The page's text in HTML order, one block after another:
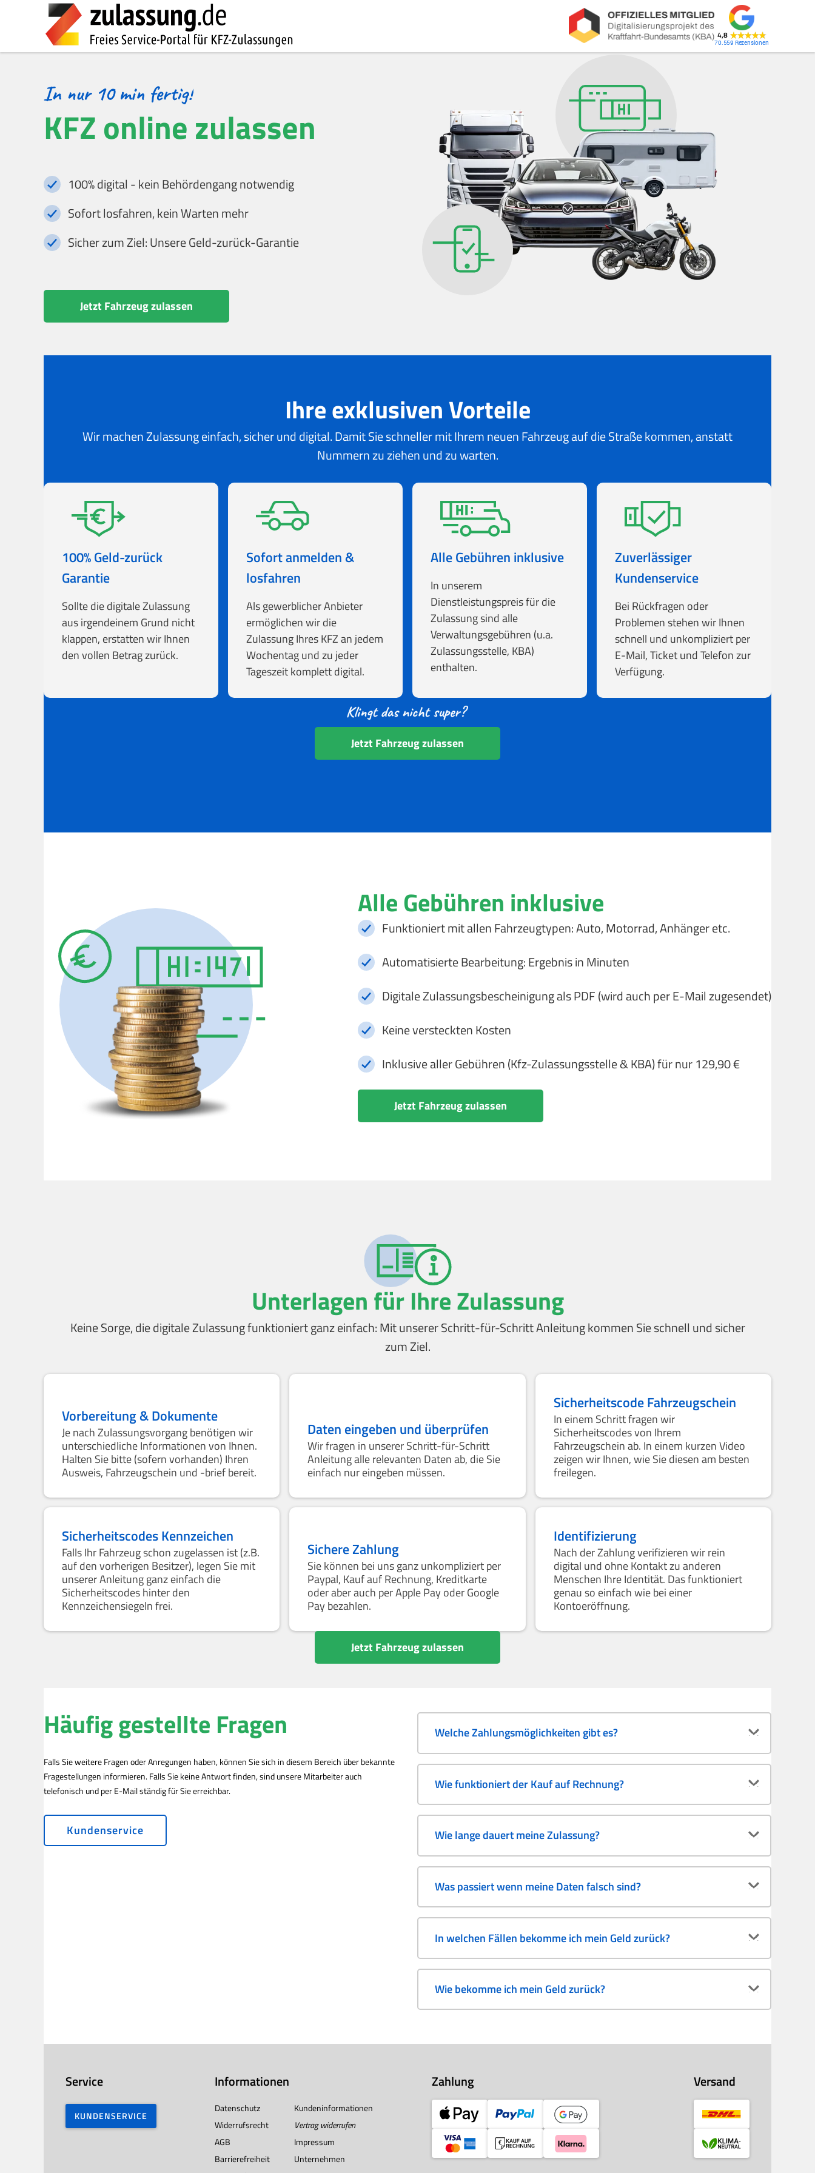
4,8
70.559
KFZ online zulassen
100% digital - kein Behördengang notwendig
Sofort losfahren, kein Warten mehr
Sicher zum Ziel: Unsere Geld-zurück-Garantie
Jetzt Fahrzeug zulassen
Ihre exklusiven Vorteile
Wir machen Zulassung einfach, sicher und digital. Damit Sie schneller mit Ihrem neuen Fahrzeug auf die Straße kommen, anstatt
Nummern zu ziehen und zu warten.
100% Geld-zurück
Garantie
Sollte die digitale Zulassung
aus irgendeinem Grund nicht
klappen, erstatten wir Ihnen
den vollen Betrag zurück.
Sofort anmelden &
losfahren
Als gewerblicher Anbieter
ermöglichen wir die
Zulassung Ihres KFZ an jedem
Wochentag und zu jeder
Tageszeit komplett digital.
Alle Gebühren inklusive
In unserem
Dienstleistungspreis für die
Zulassung sind alle
Verwaltungsgebühren (u.a.
Zulassungsstelle, KBA)
enthalten.
Zuverlässiger
Kundenservice
Bei Rückfragen oder
Problemen stehen wir Ihnen
schnell und unkompliziert per
E-Mail, Ticket und Telefon zur
Verfügung.
Jetzt Fahrzeug zulassen
Alle Gebühren inklusive
Funktioniert mit allen Fahrzeugtypen: Auto, Motorrad, Anhänger etc.
Automatisierte Bearbeitung: Ergebnis in Minuten
Digitale Zulassungsbescheinigung als PDF (wird auch per E-Mail zugesendet)
Keine versteckten Kosten
Inklusive aller Gebühren (Kfz-Zulassungsstelle & KBA) für nur 129,90 €
Jetzt Fahrzeug zulassen
Unterlagen für Ihre Zulassung
Keine Sorge, die digitale Zulassung funktioniert ganz einfach: Mit unserer Schritt-für-Schritt Anleitung kommen Sie schnell und sicher
zum Ziel.
Vorbereitung & Dokumente
Je nach Zulassungsvorgang benötigen wir
unterschiedliche Informationen von Ihnen.
Halten Sie bitte (sofern vorhanden) Ihren
Ausweis, Fahrzeugschein und -brief bereit.
Daten eingeben und überprüfen
Wir fragen in unserer Schritt-für-Schritt
Anleitung alle relevanten Daten ab, die Sie
einfach nur eingeben müssen.
Sicherheitscode Fahrzeugschein
In einem Schritt fragen wir
Sicherheitscodes von Ihrem
Fahrzeugschein ab. In einem kurzen Video
zeigen wir Ihnen, wie Sie diesen am besten
freilegen.
Sicherheitscodes Kennzeichen
Falls Ihr Fahrzeug schon zugelassen ist (z.B.
auf den vorherigen Besitzer), legen Sie mit
unserer Anleitung ganz einfach die
Sicherheitscodes hinter den
Kennzeichensiegeln frei.
Sichere Zahlung
Sie können bei uns ganz unkompliziert per
Paypal, Kauf auf Rechnung, Kreditkarte
oder aber auch per Apple Pay oder Google
Pay bezahlen.
Identifizierung
Nach der Zahlung verifizieren wir rein
digital und ohne Kontakt zu anderen
Menschen Ihre Identität. Das funktioniert
genau so einfach wie bei einer
Kontoeröffnung.
Jetzt Fahrzeug zulassen
Häufig gestellte Fragen
Falls Sie weitere Fragen oder Anregungen haben, können Sie sich in diesem Bereich über bekannte
Fragestellungen informieren. Falls Sie keine Antwort finden, sind unsere Mitarbeiter auch
telefonisch und per E-Mail ständig für Sie erreichbar.
Kundenservice
Welche Zahlungsmöglichkeiten gibt es?
Wie funktioniert der Kauf auf Rechnung?
Wie lange dauert meine Zulassung?
Was passiert wenn meine Daten falsch sind?
In welchen Fällen bekomme ich mein Geld zurück?
Wie bekomme ich mein Geld zurück?
Service
KUNDENSERVICE
Informationen
Datenschutz
Kundeninformationen
Widerrufsrecht
Vertrag widerrufen
AGB
Impressum
Barrierefreiheit
Unternehmen
Zahlung Versand